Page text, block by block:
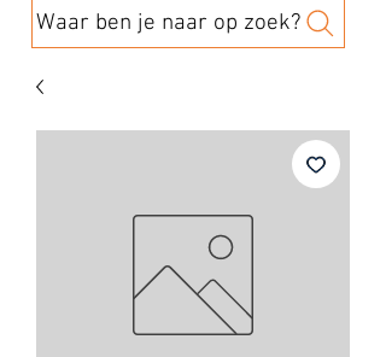
Waar ben je naar op zoek?